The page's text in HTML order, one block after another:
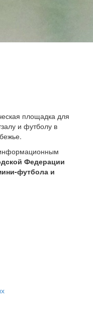
площадка для
и футболу в
Федерации
футбола и